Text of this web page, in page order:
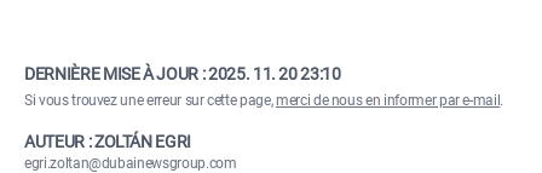
DERNIÈRE MISE À JOUR :2025. 11. 20 23:10
Si vous trouvez une erreur sur cette page,merci de nous en informer par e-mail .
AUTEUR : ZOLTÁN EGRI
egri.zoltan@dubainewsgroup.com